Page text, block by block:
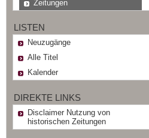
Zeitungen
LISTEN
Neuzugänge
Alle Titel
Kalender
DIREKTE LINKS
Disclaimer Nutzung von
historischen Zeitungen